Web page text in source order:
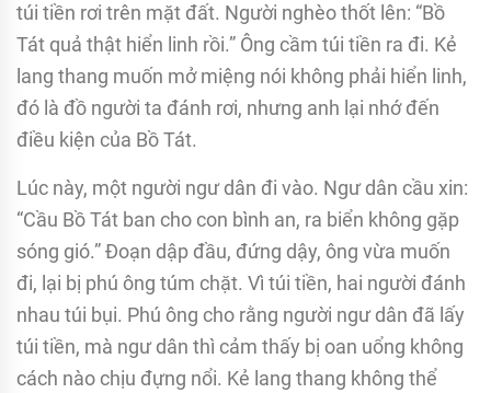
túi tiền rơi trên mặt đất. Người nghèo thốt lên: “Bồ
Tát quả thật hiển linh rồi.” Ông cầm túi tiền ra đi. Kẻ
lang thang muốn mở miệng nói không phải hiển linh,
đó là đồ người ta đánh rơi, nhưng anh lại nhớ đến
điều kiện của Bồ Tát.
Lúc này, một người ngư dân đi vào. Ngư dân cầu xin:
“Cầu Bồ Tát ban cho con bình an, ra biển không gặp
sóng gió.” Đoạn dập đầu, đứng dậy, ông vừa muốn
đi, lại bị phú ông túm chặt. Vì túi tiền, hai người đánh
nhau túi bụi. Phú ông cho rằng người ngư dân đã lấy
túi tiền, mà ngư dân thì cảm thấy bị oan uổng không
cách nào chịu đựng nổi. Kẻ lang thang không thể